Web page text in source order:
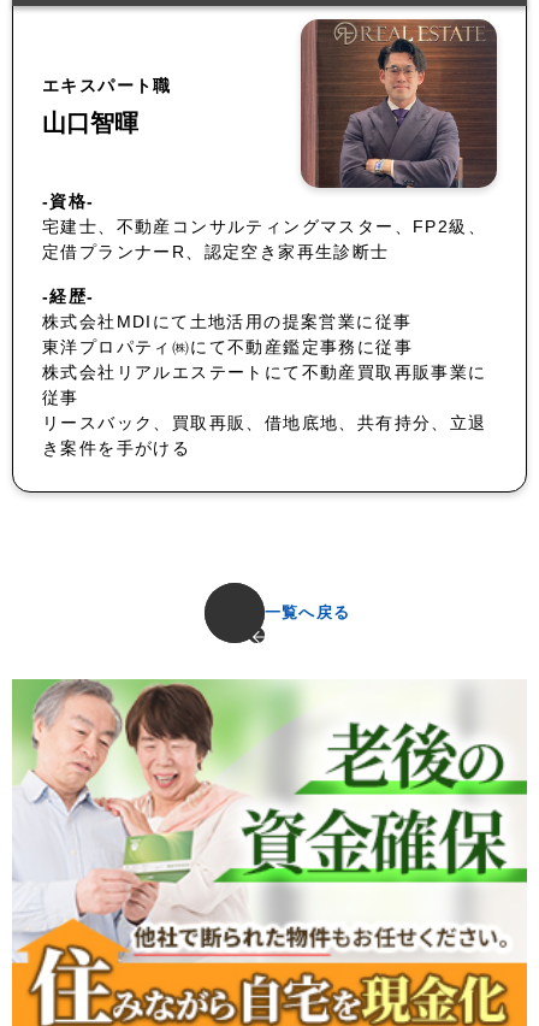
エキスパート職
山口智暉
-資格-
宅建士、不動産コンサルティングマスター、FP2級、
定借プランナーR、認定空き家再生診断士
-経歴-
株式会社MDIにて土地活用の提案営業に従事
東洋プロパティ㈱にて不動産鑑定事務に従事
株式会社リアルエステートにて不動産買取再販事業に
従事
リースバック、買取再販、借地底地、共有持分、立退
き案件を手がける
一覧へ戻る